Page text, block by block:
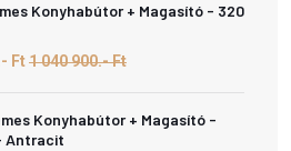
Konyhabútor + Magasító - 320
Ft1 040 900.- Ft
Konyhabútor + Magasító -
Antracit